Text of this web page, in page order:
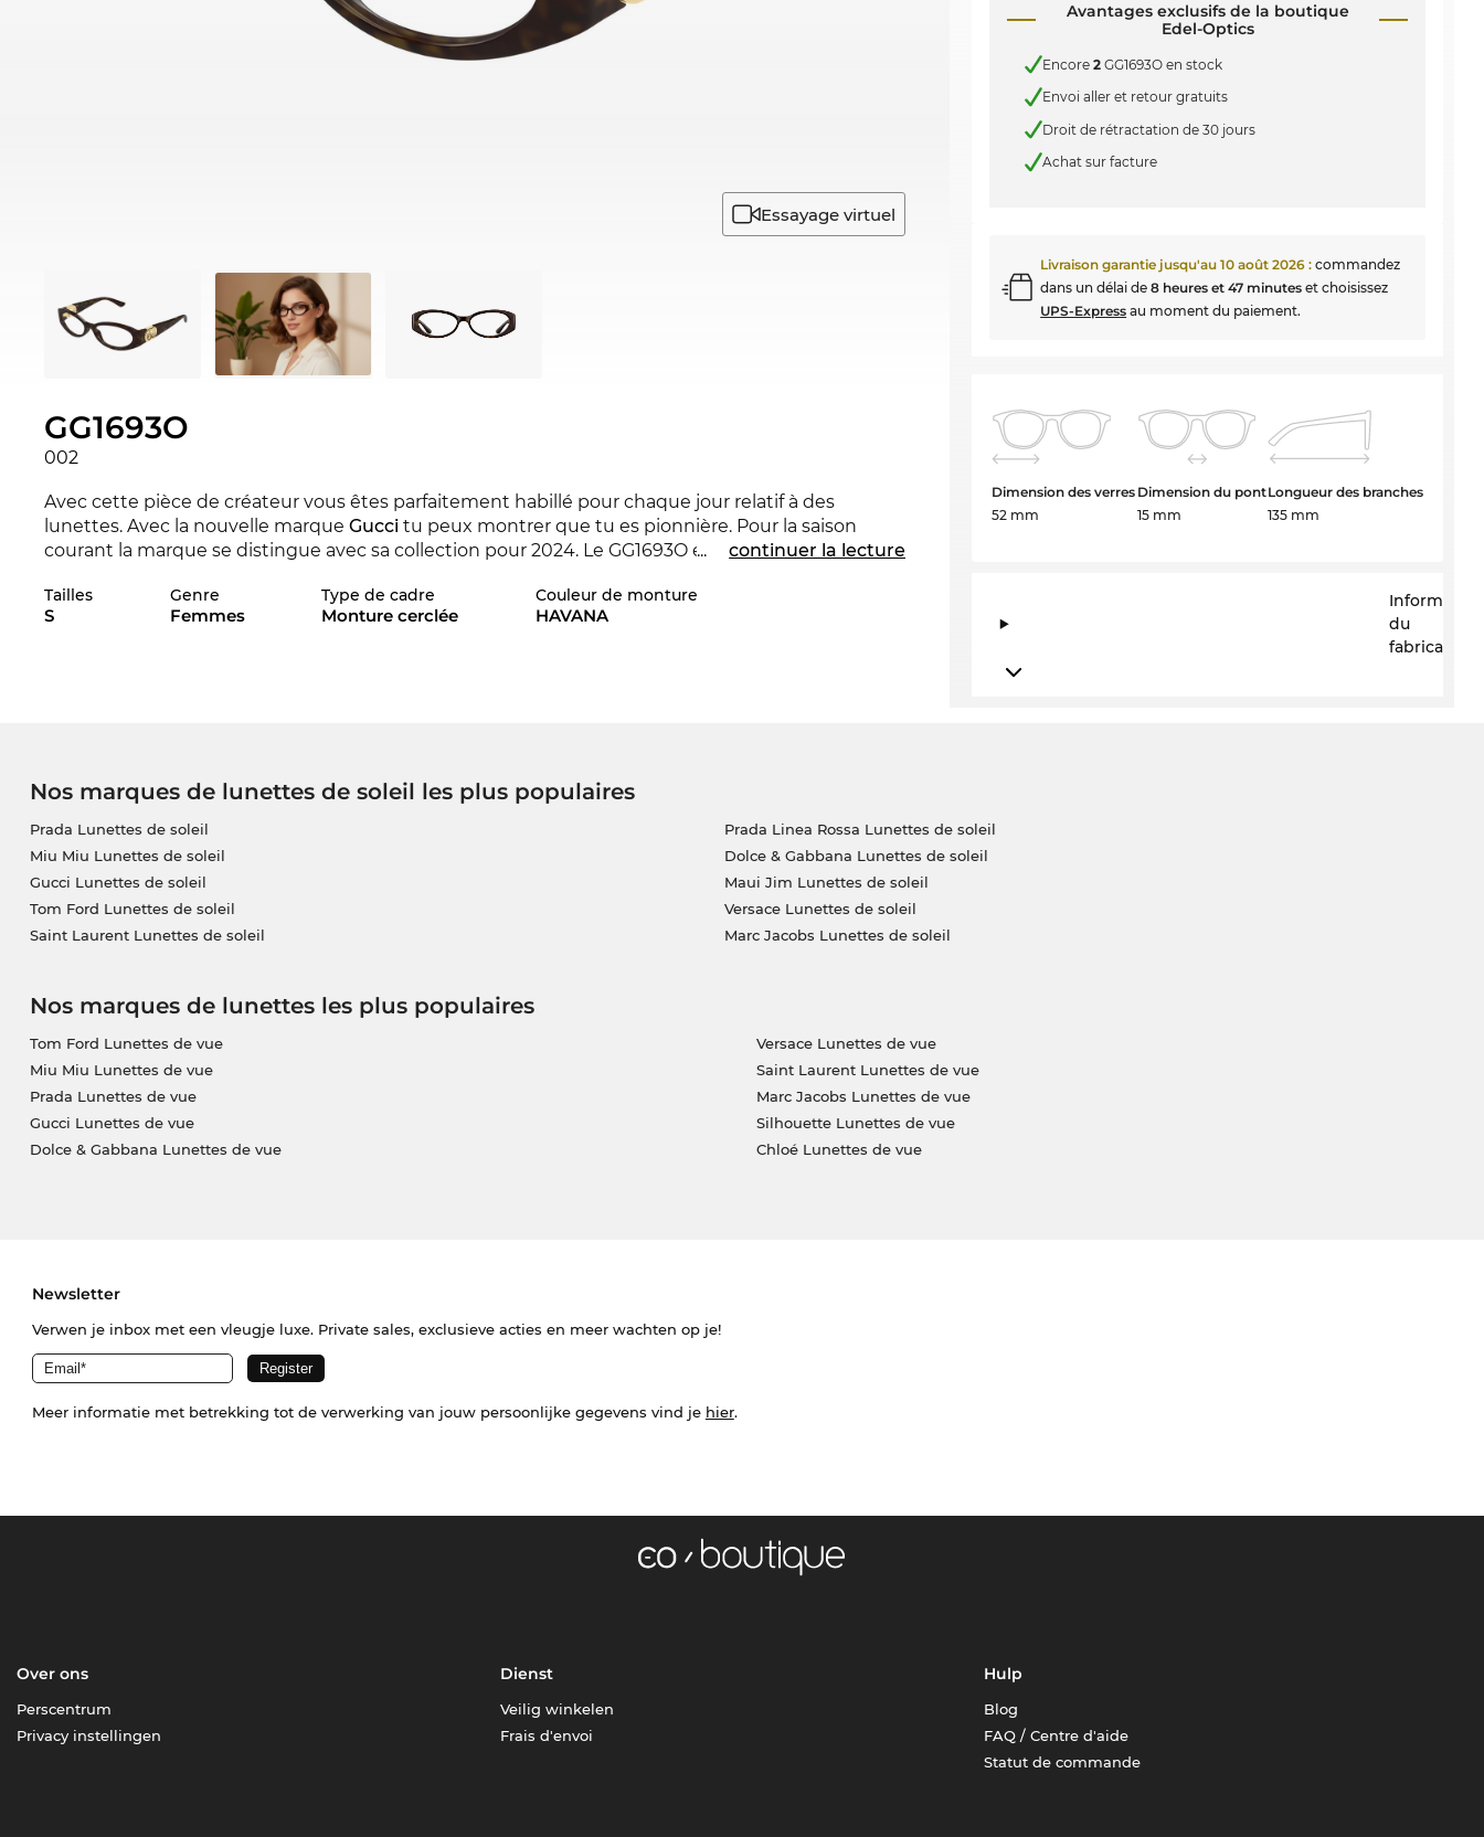
Essayage virtuel
GG1693O
002
Avec cette pièce de créateur vous êtes parfaitement habillé pour chaque jour relatif à des
lunettes. Avec la nouvelle marque Gucci tu peux montrer que tu es pionnière. Pour la saison
courant la marque se distingue avec sa collection pour 2024. Le GG1693O est aussi disponible
Optics en ligne.
favorable. Pour ce prix favorable vous obtenez le GG1693O même pas en sale.
... continuer la lecture
Tailles
S
Genre
Femmes
Type de cadre
Monture cerclée
Couleur de monture
HAVANA
Avantages exclusifs de la boutique
Edel-Optics
Encore2 GG1693O en stock
Envoi aller et retour gratuits
Droit de rétractation de 30 jours
Achat sur facture
Livraison garantie jusqu'au10 août 2026 : commandez
dans un délai de8 heures et 47 minutes et choisissez
UPS-Express au moment du paiement.
Dimension des verres
52 mm
Dimension du pont
15 mm
Longueur des branches
135 mm
du
fabricant
Nos marques de lunettes de soleil les plus populaires
Prada Lunettes de soleil
Miu Miu Lunettes de soleil
Gucci Lunettes de soleil
Tom Ford Lunettes de soleil
Saint Laurent Lunettes de soleil
Prada Linea Rossa Lunettes de soleil
Dolce & Gabbana Lunettes de soleil
Maui Jim Lunettes de soleil
Versace Lunettes de soleil
Marc Jacobs Lunettes de soleil
Nos marques de lunettes les plus populaires
Tom Ford Lunettes de vue
Miu Miu Lunettes de vue
Prada Lunettes de vue
Gucci Lunettes de vue
Dolce & Gabbana Lunettes de vue
Versace Lunettes de vue
Saint Laurent Lunettes de vue
Marc Jacobs Lunettes de vue
Silhouette Lunettes de vue
Chloé Lunettes de vue
Newsletter
Verwen je inbox met een vleugje luxe. Private sales, exclusieve acties en meer wachten op je!
Meer informatie met betrekking tot de verwerking van jouw persoonlijke gegevens vind je hier.
Over ons
Perscentrum
Privacy instellingen
Dienst
Veilig winkelen
Frais d'envoi
Hulp
Blog
FAQ / Centre d'aide
Statut de commande